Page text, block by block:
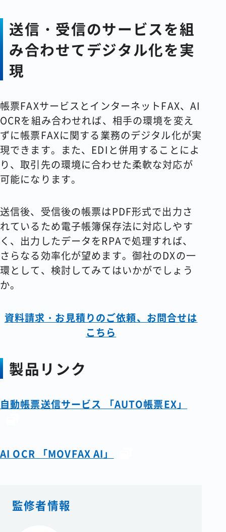
送信・受信のサービスを組
み合わせてデジタル化を実
現
帳票FAXサービスとインターネットFAX、AI
OCRを組み合わせれば、相手の環境を変え
ずに帳票FAXに関する業務のデジタル化が実
現できます。また、EDIと併用することによ
り、取引先の環境に合わせた柔軟な対応が
可能になります。
送信後、受信後の帳票はPDF形式で出力さ
れているため電子帳簿保存法に対応しやす
く、出力したデータをRPAで処理すれば、
さらなる効率化が望めます。御社のDXの一
環として、検討してみてはいかがでしょう
か。
資料請求・お見積りのご依頼、お問合せは
こちら
製品リンク
自動帳票送信サービス 「AUTO帳票EX」
AI OCR 「MOVFAX AI」
監修者情報